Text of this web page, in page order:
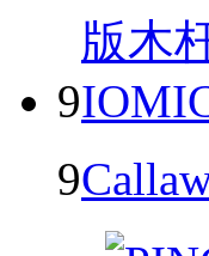
9
9